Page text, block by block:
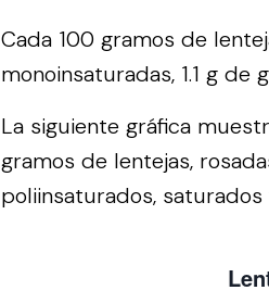
Cada 100 gramos de
monoinsaturadas, 1.1 g de
La siguiente gráfica
gramos de lentejas,
poliinsaturados, saturados